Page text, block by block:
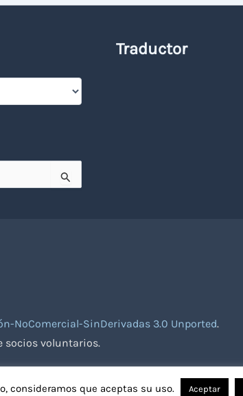
Traductor
NoComercial-SinDerivadas 3.0 Unported.
socios voluntarios.
consideramos que aceptas su uso. Aceptar